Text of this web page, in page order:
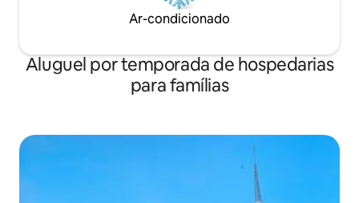
Ar-condicionado
Aluguel por temporada de hospedarias
para famílias